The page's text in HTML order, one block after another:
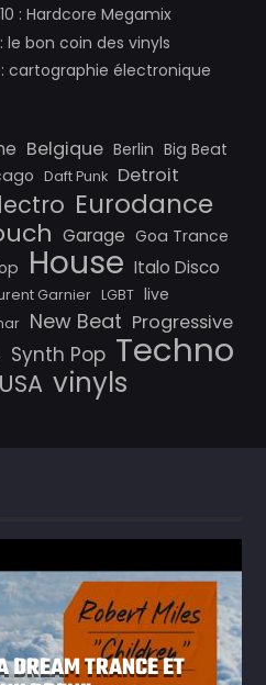
: Hardcore Megamix
: le bon coin des vinyls
: cartographie électronique
Belgique Berlin Big Beat
Daft Punk Detroit
Eurodance
Garage Goa Trance
House Italo Disco
Garnier LGBT live
New Beat Progressive
Synth Pop Techno
USA vinyls
DREAM TRANCE ET